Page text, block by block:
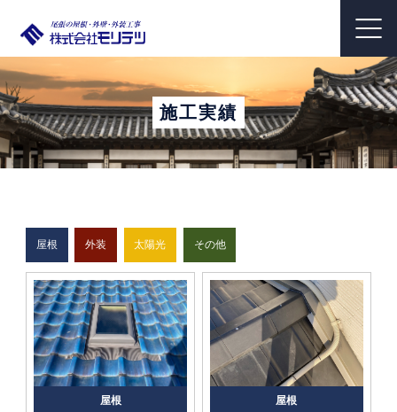
施工実績
屋根 外装 太陽光 その他
屋根 屋根